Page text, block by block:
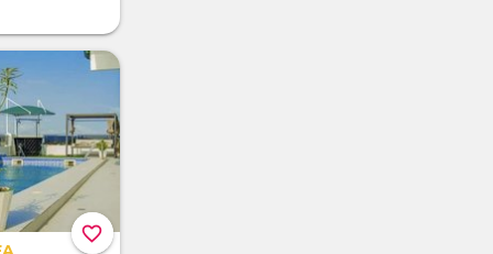
favorite_border